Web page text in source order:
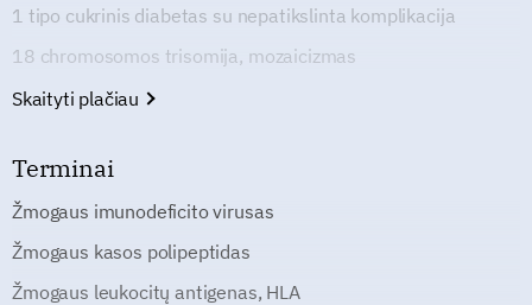
1 tipo cukrinis diabetas su nepatikslinta komplikacija
18 chromosomos trisomija, mozaicizmas
Skaityti plačiau
Terminai
Žmogaus imunodeficito virusas
Žmogaus kasos polipeptidas
Žmogaus leukocitų antigenas, HLA